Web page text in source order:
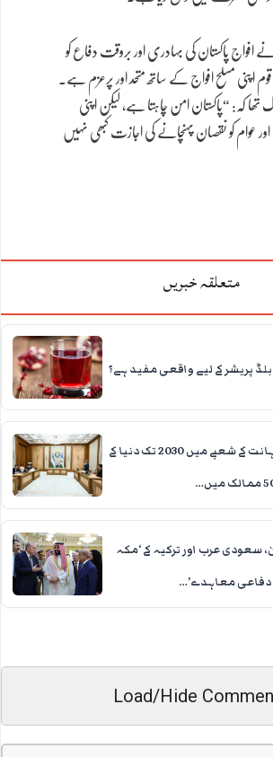
افواج پاکستان کی بہادری اور بروقت دفاع کو
قوم اپنی مسلح افواج کے ساتھ متحد اور پرعزم ہے۔
تھا کہ: “پاکستان امن چاہتا ہے، لیکن اپنی
عوام کو نقصان پہنچانے کی اجازت کبھی نہیں
متعلقہ خبریں
پریشر کے لیے واقعی مفید ہے؟
ازبکستان: مصنوعی ذہانت کے شعبے میں 2030 تک دنیا کے
سعودی عرب اور ترکیہ کے ‘مکہ
معاہدے’…
Load/Hide